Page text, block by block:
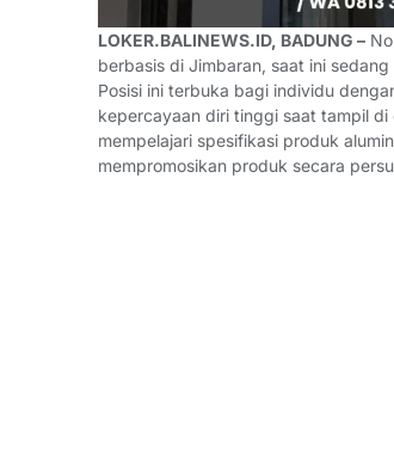
LOKER.BALINEWS.ID, BADUNG –
berbasis di Jimbaran, saat ini
Posisi ini terbuka bagi individu
kepercayaan diri tinggi saat tampil
mempelajari spesifikasi produk
mempromosikan produk secara